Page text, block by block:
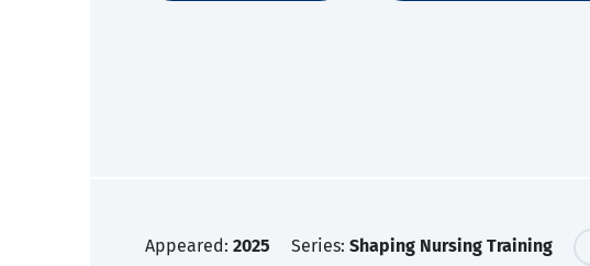
Appeared: 2025 Series: Shaping Nursing Training